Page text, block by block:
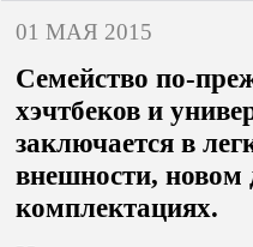
01 МАЯ 2015
Семейство по-
хэчтбеков и
заключается в
внешности, новом
комплектациях.